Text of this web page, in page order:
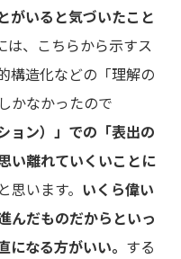
がいると気づいたこと
は、こちらから示すス
構造化などの「理解の
かなかったので
ン） 」での 「表出の
い離れていくいことに
います。 いくら偉い
んだものだからといっ
なる方がいい。 する